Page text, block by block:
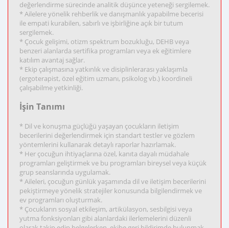
değerlendirme sürecinde analitik düşünce yeteneği sergilemek.
* Ailelere yönelik rehberlik ve danışmanlık yapabilme becerisi
ile empati kurabilen, sabırlı ve işbirliğine açık bir tutum
sergilemek.
* Çocuk gelişimi, otizm spektrum bozukluğu, DEHB veya
benzeri alanlarda sertifika programları veya ek eğitimlere
katılım avantaj sağlar.
* Ekip çalışmasına yatkınlık ve disiplinlerarası yaklaşımla
(ergoterapist, özel eğitim uzmanı, psikolog vb.) koordineli
çalışabilme yetkinliği.
İşin Tanımı
* Dil ve konuşma güçlüğü yaşayan çocukların iletişim
becerilerini değerlendirmek için standart testler ve gözlem
yöntemlerini kullanarak detaylı raporlar hazırlamak.
* Her çocuğun ihtiyaçlarına özel, kanıta dayalı müdahale
programları geliştirmek ve bu programları bireysel veya küçük
grup seanslarında uygulamak.
* Aileleri, çocuğun günlük yaşamında dil ve iletişim becerilerini
pekiştirmeye yönelik stratejiler konusunda bilgilendirmek ve
ev programları oluşturmak.
* Çocukların sosyal etkileşim, artikülasyon, sesbilgisi veya
yutma fonksiyonları gibi alanlardaki ilerlemelerini düzenli